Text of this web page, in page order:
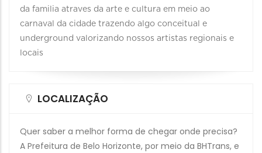
da familia atraves da arte e cultura em meio ao
carnaval da cidade trazendo algo conceitual e
underground valorizando nossos artistas regionais e
locais
LOCALIZAÇÃO
Quer saber a melhor forma de chegar onde precisa?
A Prefeitura de Belo Horizonte, por meio da BHTrans, e